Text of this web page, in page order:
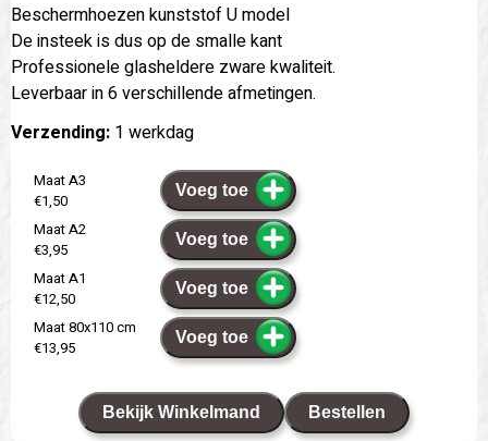
Beschermhoezen kunststof U model
De insteek is dus op de smalle kant
Professionele glasheldere zware kwaliteit.
Leverbaar in 6 verschillende afmetingen.
Verzending: 1 werkdag
Maat A3
€1,50
Voeg toe
Maat A2
€3,95
Voeg toe
Maat A1
€12,50
Voeg toe
Maat 80x110 cm
€13,95
Voeg toe
Bekijk Winkelmand Bestellen